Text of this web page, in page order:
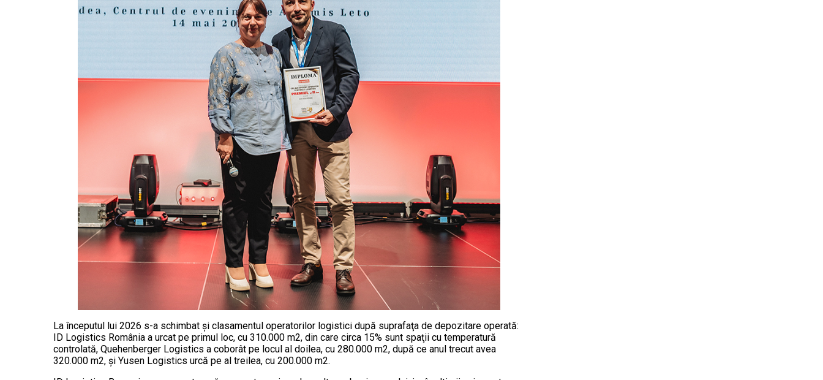
La începutul lui 2026 s-a schimbat şi clasamentul operatorilor logistici după suprafaţa de depozitare operată:
ID Logistics România a urcat pe primul loc, cu 310.000 m2, din care circa 15% sunt spaţii cu temperatură
controlată, Quehenberger Logistics a coborât pe locul al doilea, cu 280.000 m2, după ce anul trecut avea
320.000 m2, şi Yusen Logistics urcă pe al treilea, cu 200.000 m2.